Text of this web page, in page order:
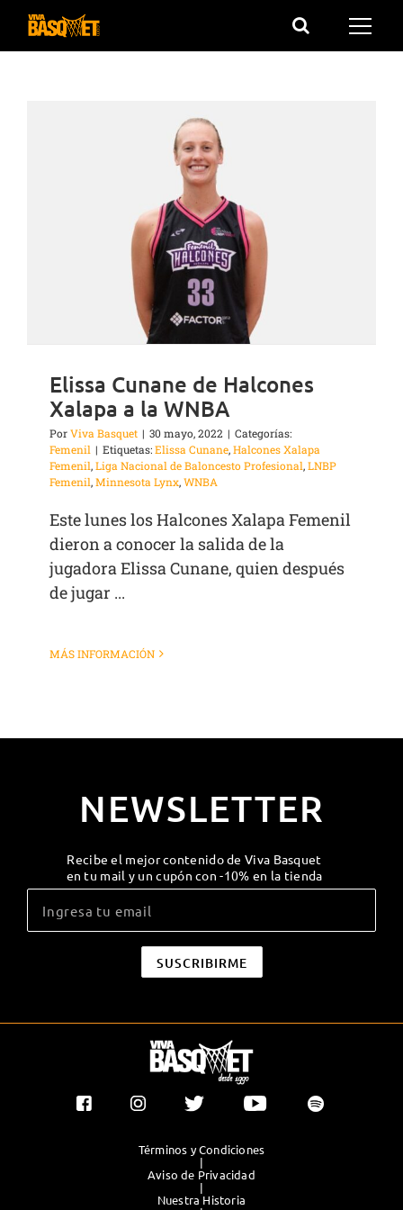
Saltar
Elissa Cunane de Halcones
Xalapa a la WNBA
PorViva Basquet | 30 mayo, 2022 | Categorías:
Femenil | Etiquetas:Elissa Cunane,Halcones Xalapa
Femenil,Liga Nacional de Baloncesto Profesional,LNBP
Femenil,Minnesota Lynx,WNBA
Este lunes los Halcones Xalapa Femenil
dieron a conocer la salida de la
jugadora Elissa Cunane, quien después
de jugar ...
MÁS INFORMACIÓN
NEWSLETTER
Recibe el mejor contenido de Viva Basquet
en tu mail y un cupón con -10% en la tienda
Términos y Condiciones
|
Aviso de Privacidad
|
Nuestra Historia